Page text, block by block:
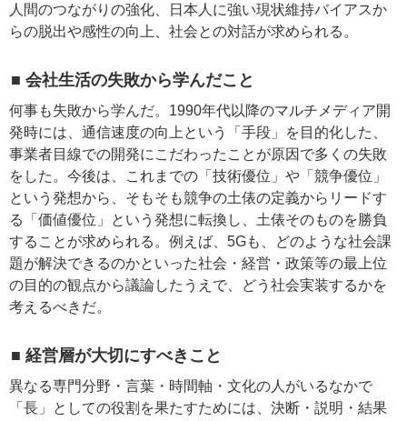
人間のつながりの強化、日本人に強い現状維持バイアスか
らの脱出や感性の向上、社会との対話が求められる。
■ 会社生活の失敗から学んだこと
何事も失敗から学んだ。1990年代以降のマルチメディア開
発時には、通信速度の向上という「手段」を目的化した、
事業者目線での開発にこだわったことが原因で多くの失敗
をした。今後は、これまでの「技術優位」や「競争優位」
という発想から、そもそも競争の土俵の定義からリードす
る「価値優位」という発想に転換し、土俵そのものを勝負
することが求められる。例えば、5Gも、どのような社会課
題が解決できるのかといった社会・経営・政策等の最上位
の目的の観点から議論したうえで、どう社会実装するかを
考えるべきだ。
■ 経営層が大切にすべきこと
異なる専門分野・言葉・時間軸・文化の人がいるなかで
「長」としての役割を果たすためには、決断・説明・結果